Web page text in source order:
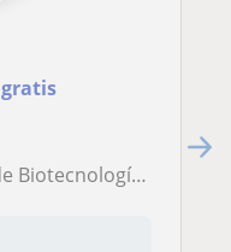
años sobre distintas materias de ciencia